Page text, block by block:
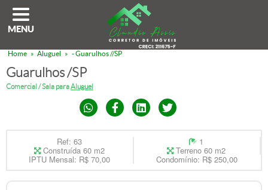
MENU
Home » Aluguel » - Guarulhos //SP
Guarulhos /SP
Comercial / Sala paraAluguel
Ref: 63 1
Construída 60 m2 Terreno 60 m2
IPTU Mensal: R$ 70,00 Condomínio: R$ 250,00